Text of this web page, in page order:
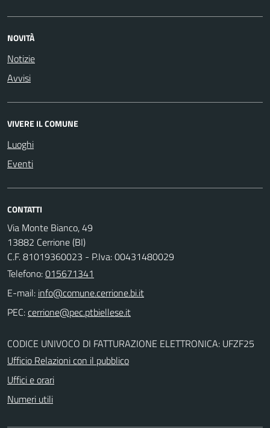
NOVITÀ
Notizie
Avvisi
VIVERE IL COMUNE
Luoghi
Eventi
CONTATTI
Via Monte Bianco, 49
13882 Cerrione (BI)
C.F. 81019360023 - P.Iva: 00431480029
Telefono:015671341
E-mail:
PEC:
CODICE UNIVOCO DI FATTURAZIONE ELETTRONICA: UFZF25
Ufficio Relazioni con il pubblico
Uffici e orari
Numeri utili